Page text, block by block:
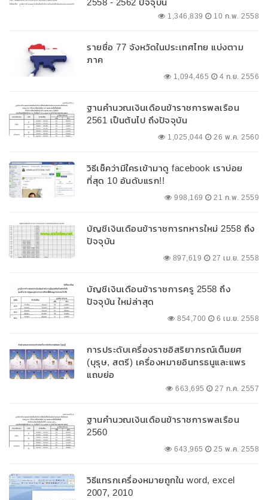
1,346,839 10 ก.พ. 2558
รายชื่อ 77 จังหวัดในประเทศไทย แบ่งตาม
ภาค
1,094,465 4 ก.ย. 2556
ฐานคำนวณเงินเดือนข้าราชการพลเรือน
2561 เป็นต้นไป ถึงปัจจุบัน
1,025,044 26 พ.ค. 2560
วิธีเช็คว่ามีใครเข้ามาดู facebook เราบ่อย
ที่สุด 10 อันดับแรก!!
998,169 21 ก.พ. 2559
บัญชีเงินเดือนข้าราชการทหารใหม่ 2558 ถึง
ปัจจุบัน
897,619 27 เม.ย. 2558
บัญชีเงินเดือนข้าราชการครู 2558 ถึง
ปัจจุบัน ใหม่ล่าสุด
854,700 6 เม.ย. 2558
การประดับเครื่องราชอิสริยาภรณ์เต็มยศ
(บุรุษ, สตรี) เครื่องหมายอินทรธนูและแพร
แถบย่อ
663,695 27 ก.ค. 2557
ฐานคำนวณเงินเดือนข้าราชการพลเรือน
2560
643,965 25 พ.ค. 2558
วิธีแทรกเครื่องหมายถูกใน word, excel
2007, 2010